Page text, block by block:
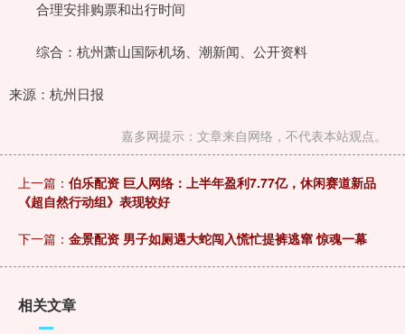
合理安排购票和出行时间
综合：杭州萧山国际机场、潮新闻、公开资料
来源：杭州日报
嘉多网提示：文章来自网络，不代表本站观点。
上一篇： 伯乐配资 巨人网络：上半年盈利7.77亿，休闲赛道新品
《超自然行动组》表现较好
下一篇： 金景配资 男子如厕遇大蛇闯入慌忙提裤逃窜 惊魂一幕
相关文章